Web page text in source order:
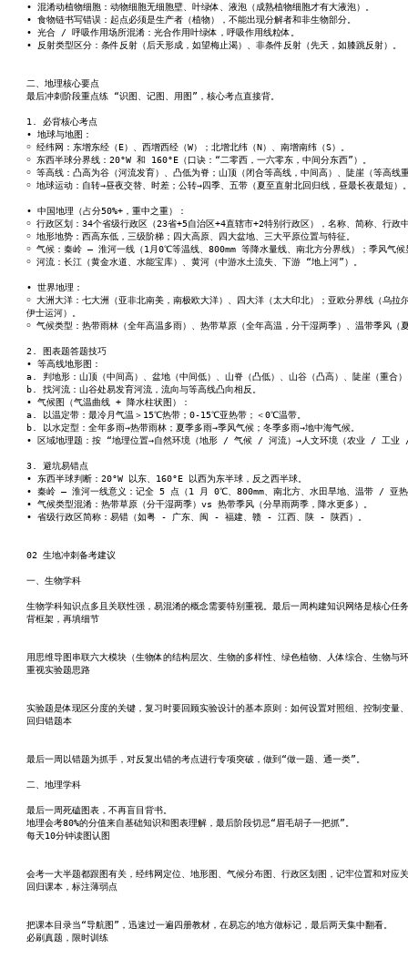
• 混淆动植物细胞：动物细胞无细胞壁、叶绿体、液泡（成熟植物细胞才有大液泡）。
• 食物链书写错误：起点必须是生产者（植物），不能出现分解者和非生物部分。
• 光合 / 呼吸作用场所混淆：光合作用叶绿体，呼吸作用线粒体。
• 反射类型区分：条件反射（后天形成，如望梅止渴）、非条件反射（先天，如膝跳反射）。
二、地理核心要点
最后冲刺阶段重点练 “识图、记图、用图”，核心考点直接背。
1. 必背核心考点
• 地球与地图：
￮ 经纬网：东增东经（E）、西增西经（W）；北增北纬（N）、南增南纬（S）。
￮ 东西半球分界线：20°W 和 160°E（口诀：“二零西，一六零东，中间分东西”）。
￮ 等高线：凸高为谷（河流发育）、凸低为脊；山顶（闭合等高线，中间高）、陡崖（等高线
￮ 地球运动：自转→昼夜交替、时差；公转→四季、五带（夏至直射北回归线，昼最长夜最短）
• 中国地理（占分50%+，重中之重）：
￮ 行政区划：34个省级行政区（23省+5自治区+4直辖市+2特别行政区），名称、简称、行政
￮ 地形地势：西高东低，三级阶梯；四大高原、四大盆地、三大平原位置与特征。
￮ 气候：秦岭 — 淮河一线（1月0℃等温线、800mm 等降水量线、南北方分界线）；季风气候
￮ 河流：长江（黄金水道、水能宝库）、黄河（中游水土流失、下游 “地上河”）。
• 世界地理：
￮ 大洲大洋：七大洲（亚非北南美，南极欧大洋）、四大洋（太大印北）；亚欧分界线（乌
伊士运河）。
￮ 气候类型：热带雨林（全年高温多雨）、热带草原（全年高温，分干湿两季）、温带季风（
2. 图表题答题技巧
• 等高线地形图：
a. 判地形：山顶（中间高）、盆地（中间低）、山脊（凸低）、山谷（凸高）、陡崖（重合）
b. 找河流：山谷处易发育河流，流向与等高线凸向相反。
• 气候图（气温曲线 + 降水柱状图）：
a. 以温定带：最冷月气温＞15℃热带；0-15℃亚热带；＜0℃温带。
b. 以水定型：全年多雨→热带雨林；夏季多雨→季风气候；冬季多雨→地中海气候。
• 区域地理题：按 “地理位置→自然环境（地形 / 气候 / 河流）→人文环境（农业 / 工业
3. 避坑易错点
• 东西半球判断：20°W 以东、160°E 以西为东半球，反之西半球。
• 秦岭 — 淮河一线意义：记全 5 点（1 月 0℃、800mm、南北方、水田旱地、温带 / 亚热
• 气候类型混淆：热带草原（分干湿两季）vs 热带季风（分旱雨两季，降水更多）。
• 省级行政区简称：易错（如粤 - 广东、闽 - 福建、赣 - 江西、陕 - 陕西）。
02 生地冲刺备考建议
一、生物学科
生物学科知识点多且关联性强，易混淆的概念需要特别重视。最后一周构建知识网络是核心任
背框架，再填细节
用思维导图串联六大模块（生物体的结构层次、生物的多样性、绿色植物、人体综合、生物与
重视实验题思路
实验题是体现区分度的关键，复习时要回顾实验设计的基本原则：如何设置对照组、控制变量
回归错题本
最后一周以错题为抓手，对反复出错的考点进行专项突破，做到“做一题、通一类”。
二、地理学科
最后一周死磕图表，不再盲目背书。
地理会考80%的分值来自基础知识和图表理解，最后阶段切忌“眉毛胡子一把抓”。
每天10分钟读图认图
会考一大半题都跟图有关，经纬网定位、地形图、气候分布图、行政区划图，记牢位置和对应
回归课本，标注薄弱点
把课本目录当“导航图”，迅速过一遍四册教材，在易忘的地方做标记，最后两天集中翻看。
必刷真题，限时训练